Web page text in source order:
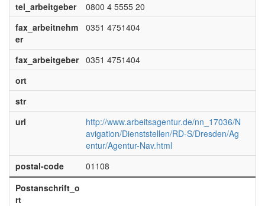
tel_arbeitgeber
0800 4 5555 20
fax_arbeitnehm
er
0351 4751404
fax_arbeitgeber
0351 4751404
ort
str
url
http://www.arbeitsagentur.de/nn_17036/N
avigation/Dienststellen/RD-S/Dresden/Ag
entur/Agentur-Nav.html
postal-code
01108
Postanschrift_o
rt